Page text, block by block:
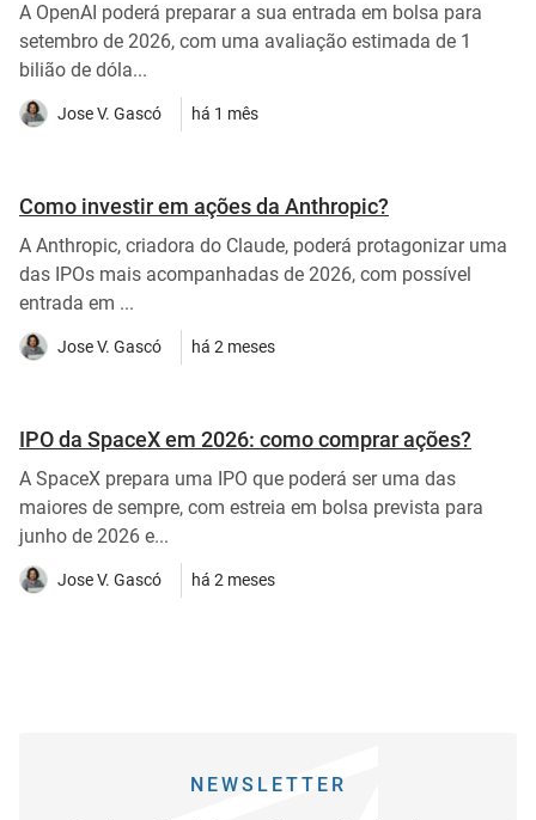
A OpenAI poderá preparar a sua entrada em bolsa para
setembro de 2026, com uma avaliação estimada de 1
bilião de dóla...
Jose V. Gascó há 1 mês
Como investir em ações da Anthropic?
A Anthropic, criadora do Claude, poderá protagonizar uma
das IPOs mais acompanhadas de 2026, com possível
entrada em ...
Jose V. Gascó há 2 meses
IPO da SpaceX em 2026: como comprar ações?
A SpaceX prepara uma IPO que poderá ser uma das
maiores de sempre, com estreia em bolsa prevista para
junho de 2026 e...
Jose V. Gascó há 2 meses
NEWSLETTER